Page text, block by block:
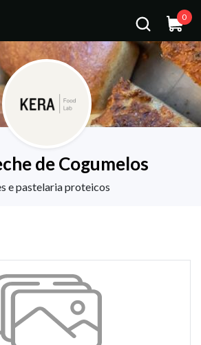
0
de Cogumelos
e pastelaria proteicos